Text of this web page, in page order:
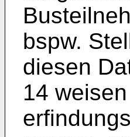
bspw.
diesen
14